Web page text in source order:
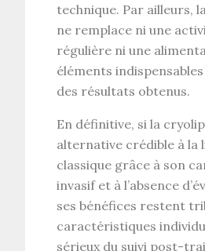
technique. Par ailleurs, la
ne remplace ni une
régulière ni une
éléments
des résultats obtenus.
En définitive, si la
alternative crédible à la
classique grâce à son
invasif et à l’absence
ses bénéfices restent
caractéristiques
sérieux du suivi post-